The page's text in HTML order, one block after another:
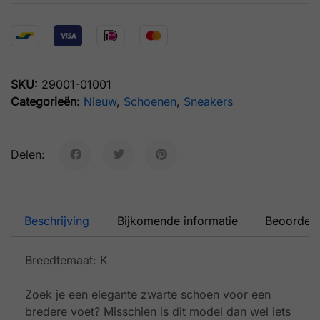
SKU: 29001-01001
Categorieën: Nieuw, Schoenen, Sneakers
Delen:
Beschrijving Bijkomende informatie
Breedtemaat: K
Zoek je een elegante zwarte schoen voor een
bredere voet? Misschien is dit model dan wel iets